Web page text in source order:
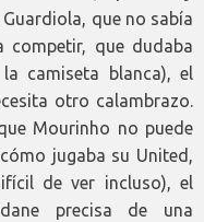
que no sabía
competir, que dudaba
camiseta blanca), el
otro calambrazo.
Mourinho no puede
jugaba su United,
de ver incluso), el
precisa de una